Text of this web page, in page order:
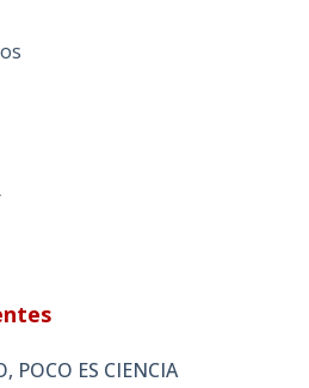
POCO ES CIENCIA